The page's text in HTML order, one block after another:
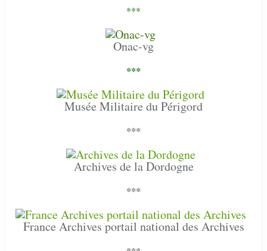
***
Onac-vg
***
Musée Militaire du Périgord
***
Archives de la Dordogne
***
France Archives portail national des Archives